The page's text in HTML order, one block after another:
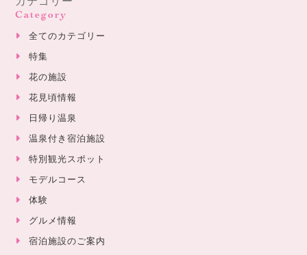
Category
全てのカテゴリー
特集
花の施設
花見頃情報
日帰り温泉
温泉付き宿泊施設
特別観光スポット
モデルコース
体験
グルメ情報
宿泊施設のご案内